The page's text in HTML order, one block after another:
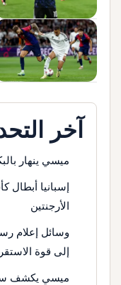
آخر
ميسي ينهار
إسبانيا أبطال
الأرجنتين
وسائل إعلام
إلى قوة
ميسي يكشف سر